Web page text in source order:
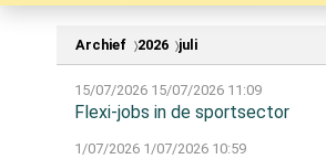
Archief 2026 juli
15/07/202615/07/2026 11:09
Flexi-jobs in de sportsector
1/07/20261/07/2026 10:59
Bijscholingen
Jeugdkampen